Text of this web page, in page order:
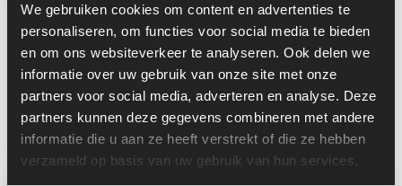
We gebruiken cookies om content en advertenties te
personaliseren, om functies voor social media te bieden
en om ons websiteverkeer te analyseren. Ook delen we
informatie over uw gebruik van onze site met onze
partners voor social media, adverteren en analyse. Deze
partners kunnen deze gegevens combineren met andere
informatie die u aan ze heeft verstrekt of die ze hebben
verzameld op basis van uw gebruik van hun services.
Informatie
Past op de volgende machines:
Ahlmann AZ 14
Land:
Nederland
Overige informatie